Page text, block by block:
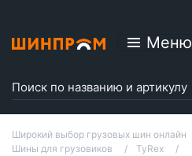
Меню
Широкий выбор грузовых шин онлайн
Шины для грузовиков
TyRex